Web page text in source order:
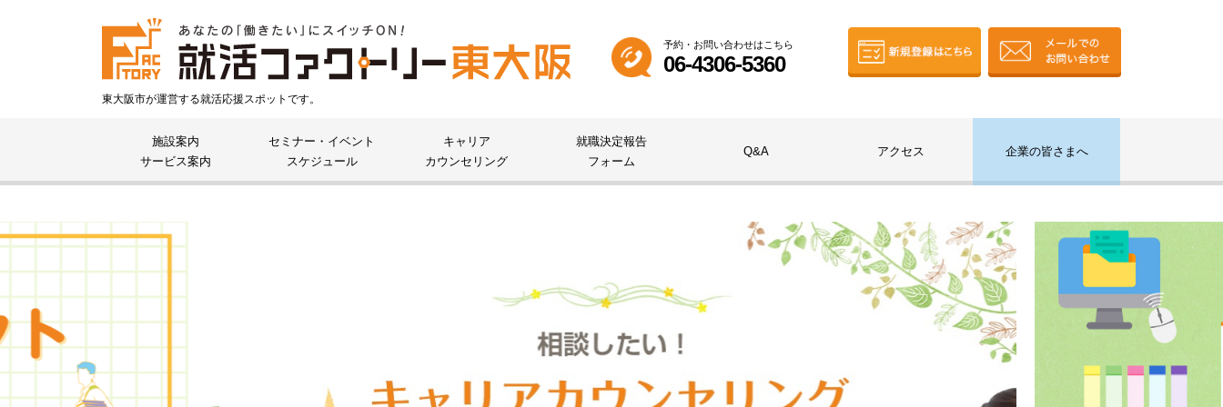
東大阪市が運営する就活応援スポットです。
予約・お問い合わせはこちら
06-4306-5360
施設案内
サービス案内
セミナー・イベント
スケジュール
キャリア
カウンセリング
就職決定報告
フォーム
Q&A アクセス 企業の皆さまへ